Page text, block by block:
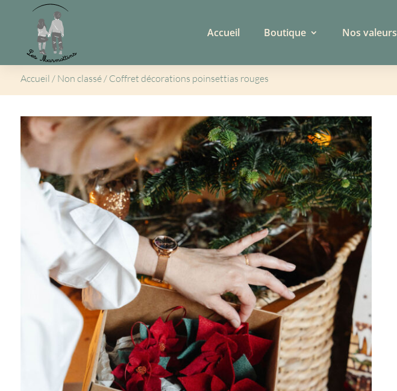
Accueil Boutique Nos valeurs
Accueil / Non classé/ Coffret décorations poinsettias rouges